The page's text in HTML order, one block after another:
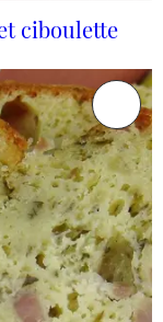
ciboulette